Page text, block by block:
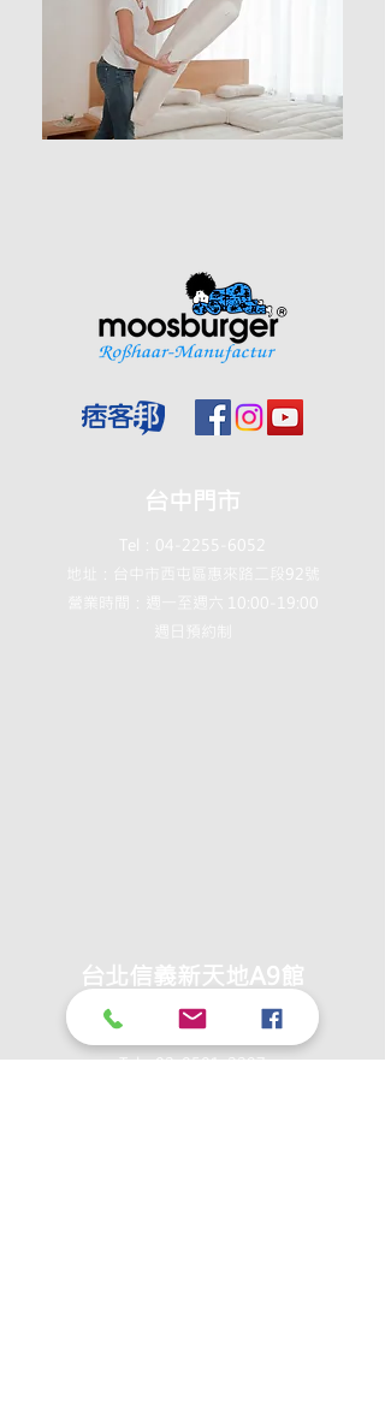
台中門市
Tel：04-2255-6052
地址：台中市西屯區惠來路二段92號
營業時間：週一至週六 10:00-19:00
台北信義新天地A9館
B1 專櫃
Tel：02-8501-2297